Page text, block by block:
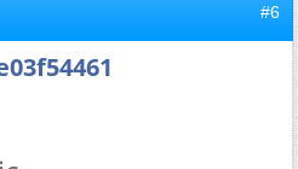
#6